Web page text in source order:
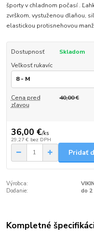
športy v chladnom počasí .
zvrškom, vystuženou dlaňou,
elastickou protisnehovou
Dostupnosť
Skladom
Veľkosť rukavíc
Cena pred
zľavou
40,00 €
36,00 €/ks
29,27 € bez DPH
Pridať
Výrobca:
Dodanie:
do 2
Kompletné